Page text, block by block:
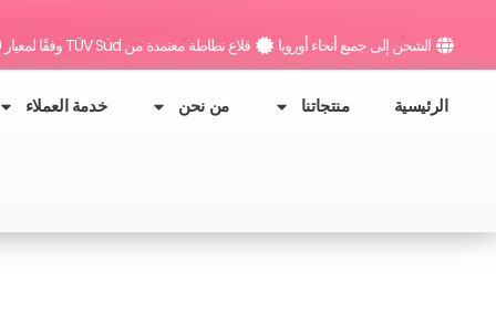
المحتوى
الشحن إلى جميع أنحاء أوروبا قلاع نطاطة معتمدة من TÜV Süd وفقًا لمعيار DIN EN 14960
الرئيسية منتجاتنا من نحن خدمة العملاء